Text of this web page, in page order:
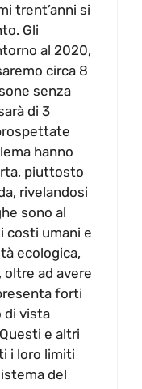
trent’anni si
Gli
al 2020,
circa 8
senza
di 3
hanno
piuttosto
rivelandosi
sono al
costi umani e
ecologica,
oltre ad avere
forti
di vista
e altri
i loro limiti
del